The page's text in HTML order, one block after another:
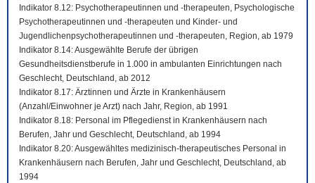
Indikator 8.12: Psychotherapeutinnen und -therapeuten, Psychologische
Psychotherapeutinnen und -therapeuten und Kinder- und
Jugendlichenpsychotherapeutinnen und -therapeuten, Region, ab 1979
Indikator 8.14: Ausgewählte Berufe der übrigen
Gesundheitsdienstberufe in 1.000 in ambulanten Einrichtungen nach
Geschlecht, Deutschland, ab 2012
Indikator 8.17: Ärztinnen und Ärzte in Krankenhäusern
(Anzahl/Einwohner je Arzt) nach Jahr, Region, ab 1991
Indikator 8.18: Personal im Pflegedienst in Krankenhäusern nach
Berufen, Jahr und Geschlecht, Deutschland, ab 1994
Indikator 8.20: Ausgewähltes medizinisch-therapeutisches Personal in
Krankenhäusern nach Berufen, Jahr und Geschlecht, Deutschland, ab
1994